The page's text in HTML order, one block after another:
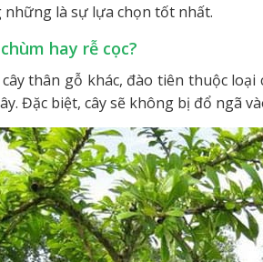
là sự lựa chọn tốt nhất.
hay rễ cọc?
thân gỗ khác, đào tiên thuộc loại
Đặc biệt, cây sẽ không bị đổ ngã